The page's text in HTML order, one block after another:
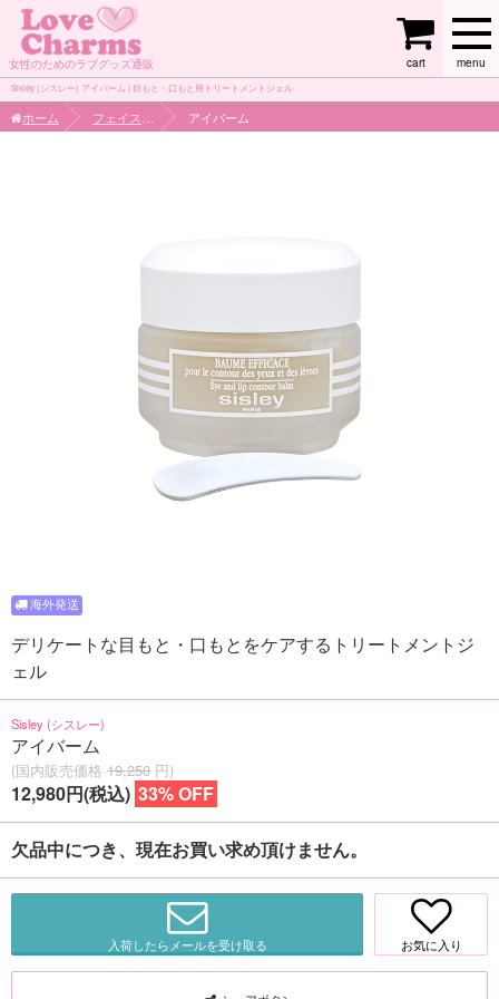
女性のためのラブグッズ通販 menu
cart
Sisley (シスレー) アイバーム | 目もと・口もと用トリートメントジェル
ホーム アイバーム
デリケートな目もと・口もとをケアするトリートメントジ
ェル
Sisley (シスレー)
アイバーム
(国内販売価格 19,250 円)
12,980円(税込) 33% OFF
欠品中につき、現在お買い求め頂けません。
入荷したらメールを受け取る お気に入り